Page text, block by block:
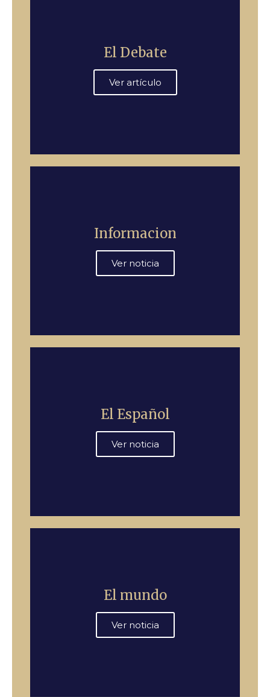
El Debate
Ver artículo
Informacion
Ver noticia
El Español
Ver noticia
El mundo
Ver noticia